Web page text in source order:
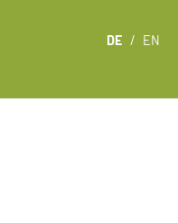
DE / EN